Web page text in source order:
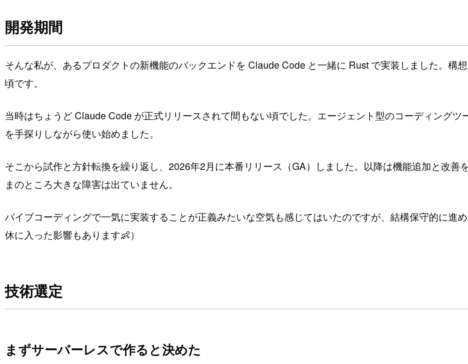
開発期間
そんな私が、あるプロダクトの新機能のバックエンドを Claude Code と一緒に Rust で実装しました。構
頃です。
当時はちょうど Claude Code が正式リリースされて間もない頃でした。エージェント型のコーディング
を手探りしながら使い始めました。
そこから試作と方針転換を繰り返し、2026年2月に本番リリース（GA）しました。以降は機能追加と改
まのところ大きな障害は出ていません。
バイブコーディングで一気に実装することが正義みたいな空気も感じてはいたのですが、結構保守的に
休に入った影響もあります👶）
技術選定
まずサーバーレスで作ると決めた